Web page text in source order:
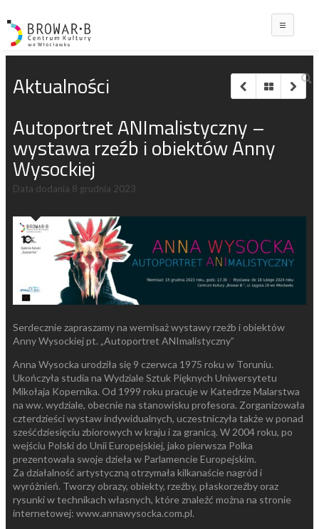
Aktualności
Autoportret ANImalistyczny –
wystawa rzeźb i obiektów Anny
Wysockiej
Data dodania 8 grudnia 2023
Serdecznie zapraszamy na wernisaż wystawy rzeźb i obiektów
Anny Wysockiej pt. „Autoportret ANImalistyczny”
Anna Wysocka urodziła się 9 czerwca 1975 roku w Toruniu.
Ukończyła studia na Wydziale Sztuk Pięknych Uniwersytetu
Mikołaja Kopernika. Od 1999 roku pracuje w Katedrze Malarstwa
na ww. wydziale, obecnie na stanowisku profesora. Zorganizowała
czterdzieści wystaw indywidualnych, uczestniczyła także w ponad
sześćdziesięciu zbiorowych w kraju i za granicą. W 2004 roku, po
wejściu Polski do Unii Europejskiej, jako pierwsza Polka
prezentowała swoje dzieła w Parlamencie Europejskim.
Za działalność artystyczną otrzymała kilkanaście nagród i
wyróżnień. Tworzy obrazy, obiekty, rzeźby, płaskorzeźby oraz
rysunki w technikach własnych, które znaleźć można na stronie
internetowej: www.annawysocka.com.pl.